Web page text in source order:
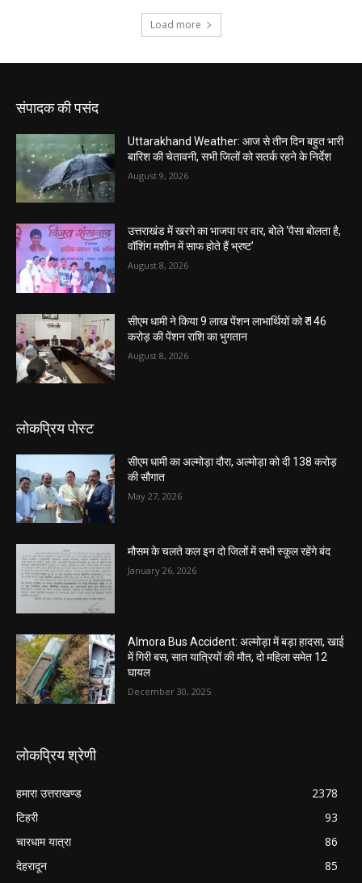
संपादक की पसंद
Uttarakhand Weather: आज से तीन दिन बहुत भारी
बारिश की चेतावनी, सभी जिलों को सतर्क रहने के निर्देश
August 9, 2026
उत्तराखंड में खरगे का भाजपा पर वार, बोले ‘पैसा बोलता है,
वॉशिंग मशीन में साफ होते हैं भ्रष्ट’
August 8, 2026
सीएम धामी ने किया 9 लाख पेंशन लाभार्थियों को ₹ 146
करोड़ की पेंशन राशि का भुगतान
August 8, 2026
लोकप्रिय पोस्ट
सीएम धामी का अल्मोड़ा दौरा, अल्मोड़ा को दी 138 करोड़
की सौगात
May 27, 2026
मौसम के चलते कल इन दो जिलों में सभी स्कूल रहेंगे बंद
January 26, 2026
Almora Bus Accident: अल्मोड़ा में बड़ा हादसा, खाई
में गिरी बस, सात यात्रियों की मौत, दो महिला समेत 12
घायल
December 30, 2025
लोकप्रिय श्रेणी
हमारा उत्तराखण्ड
2378
टिहरी
93
चारधाम यात्रा
86
देहरादून
85